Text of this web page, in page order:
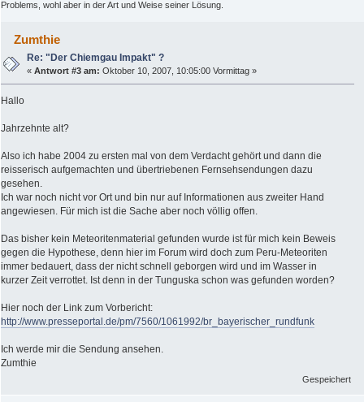
Problems, wohl aber in der Art und Weise seiner Lösung.
Zumthie
Re: "Der Chiemgau Impakt" ?
«Antwort #3 am: Oktober 10, 2007, 10:05:00 Vormittag »
Hallo
Jahrzehnte alt?
Also ich habe 2004 zu ersten mal von dem Verdacht gehört und dann die
reisserisch aufgemachten und übertriebenen Fernsehsendungen dazu
gesehen.
Ich war noch nicht vor Ort und bin nur auf Informationen aus zweiter Hand
angewiesen. Für mich ist die Sache aber noch völlig offen.
Das bisher kein Meteoritenmaterial gefunden wurde ist für mich kein Beweis
gegen die Hypothese, denn hier im Forum wird doch zum Peru-Meteoriten
immer bedauert, dass der nicht schnell geborgen wird und im Wasser in
kurzer Zeit verrottet. Ist denn in der Tunguska schon was gefunden worden?
Hier noch der Link zum Vorbericht:
http://www.presseportal.de/pm/7560/1061992/br_bayerischer_rundfunk
Ich werde mir die Sendung ansehen.
Zumthie
Gespeichert